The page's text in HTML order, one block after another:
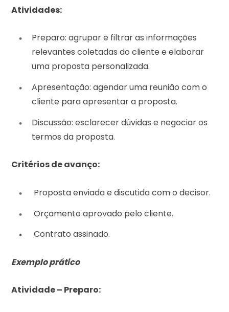
Atividades:
Preparo: agrupar e filtrar as informações
relevantes coletadas do cliente e elaborar
uma proposta personalizada.
Apresentação: agendar uma reunião com o
cliente para apresentar a proposta.
Discussão: esclarecer dúvidas e negociar os
termos da proposta.
Critérios de avanço:
Proposta enviada e discutida com o decisor.
Orçamento aprovado pelo cliente.
Contrato assinado.
Exemplo prático
Atividade – Preparo: